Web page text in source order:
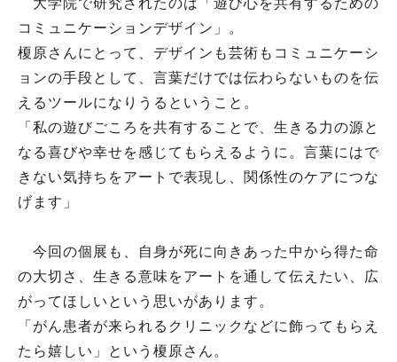
大学院で研究されたのは「遊び心を共有するための
コミュニケーションデザイン」。
榎原さんにとって、デザインも芸術もコミュニケーシ
ョンの手段として、言葉だけでは伝わらないものを伝
えるツールになりうるということ。
「私の遊びごころを共有することで、生きる力の源と
なる喜びや幸せを感じてもらえるように。言葉にはで
きない気持ちをアートで表現し、関係性のケアにつな
げます」
今回の個展も、自身が死に向きあった中から得た命
の大切さ、生きる意味をアートを通して伝えたい、広
がってほしいという思いがあります。
「がん患者が来られるクリニックなどに飾ってもらえ
たら嬉しい」という榎原さん。